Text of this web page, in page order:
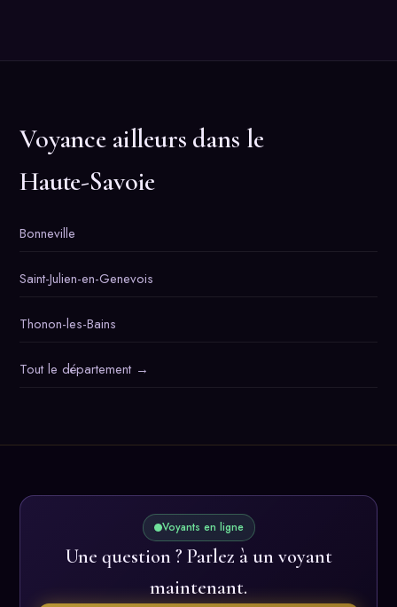
Voyance ailleurs dans le
Haute-Savoie
Bonneville
Saint-Julien-en-Genevois
Thonon-les-Bains
Tout le département →
Voyants en ligne
Une question ? Parlez à un voyant
maintenant.